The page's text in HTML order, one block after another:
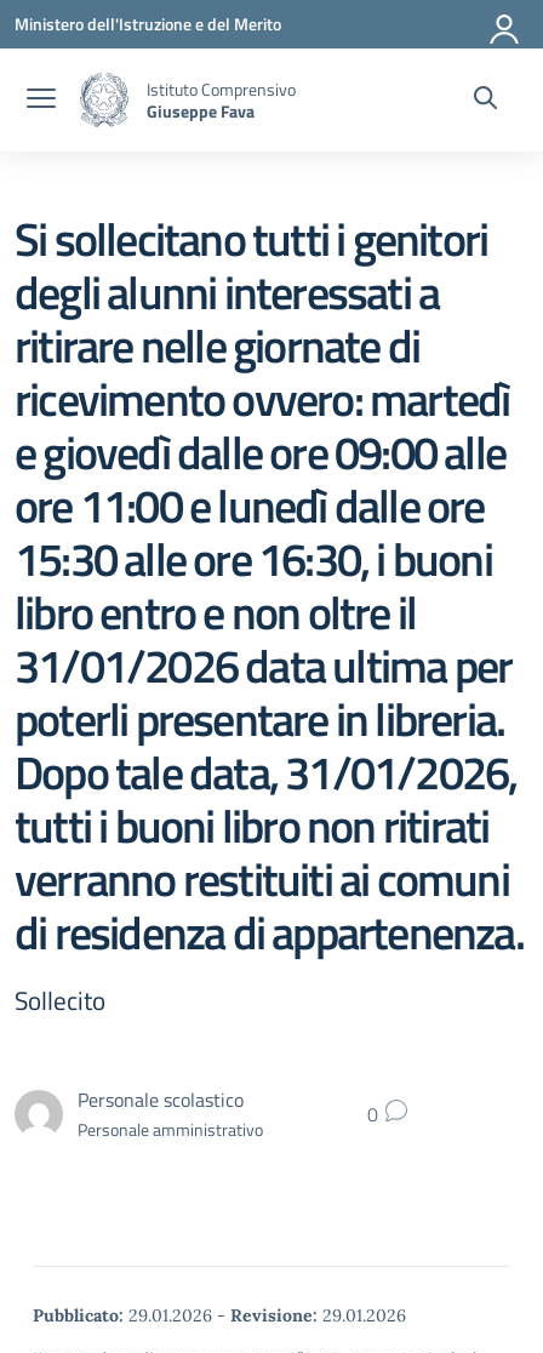
Vai ai contenuti
Vai al menu di navigazione
Vai al footer
Ministero dell'Istruzione e del Merito
Istituto Comprensivo
Giuseppe Fava
Si sollecitano tutti i genitori
degli alunni interessati a
ritirare nelle giornate di
ricevimento ovvero: martedì
e giovedì dalle ore 09:00 alle
ore 11:00 e lunedì dalle ore
15:30 alle ore 16:30, i buoni
libro entro e non oltre il
31/01/2026 data ultima per
poterli presentare in libreria.
Dopo tale data, 31/01/2026,
tutti i buoni libro non ritirati
verranno restituiti ai comuni
di residenza di appartenenza.
Sollecito
Personale scolastico
Personale amministrativo 0
Pubblicato: 29.01.2026 - Revisione: 29.01.2026